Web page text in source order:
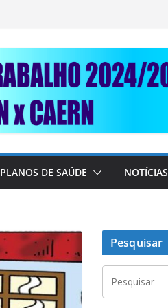
PLANOS DE SAÚDE NOTÍCIAS
Pesquisar